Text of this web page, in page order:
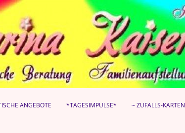
ANGEBOTE *TAGESIMPULSE* ~ ZUFALLS-KARTEN